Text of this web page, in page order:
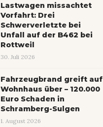
Lastwagen missachtet
Vorfahrt: Drei
Schwerverletzte bei
Unfall auf der B462 bei
Rottweil
30. Juli 2026
Fahrzeugbrand greift auf
Wohnhaus über – 120.000
Euro Schaden in
Schramberg-Sulgen
1. August 2026